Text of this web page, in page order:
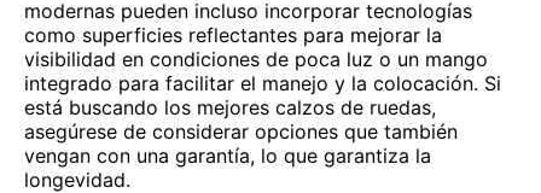
modernas pueden incluso incorporar tecnologías
como superficies reflectantes para mejorar la
visibilidad en condiciones de poca luz o un mango
integrado para facilitar el manejo y la colocación. Si
está buscando los mejores calzos de ruedas,
asegúrese de considerar opciones que también
vengan con una garantía, lo que garantiza la
longevidad.